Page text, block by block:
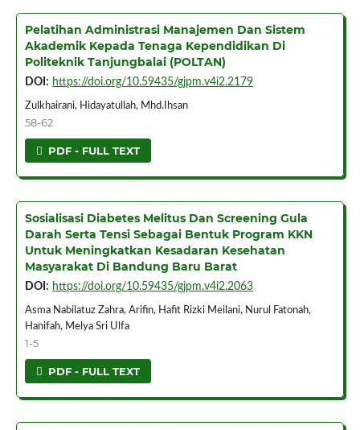
Pelatihan Administrasi Manajemen Dan Sistem
Akademik Kepada Tenaga Kependidikan Di
Politeknik Tanjungbalai (POLTAN)
DOI: https://doi.org/10.59435/gjpm.v4i2.2179
Zulkhairani, Hidayatullah, Mhd.Ihsan
58-62
PDF - FULL TEXT
Sosialisasi Diabetes Melitus Dan Screening Gula
Darah Serta Tensi Sebagai Bentuk Program KKN
Untuk Meningkatkan Kesadaran Kesehatan
Masyarakat Di Bandung Baru Barat
DOI: https://doi.org/10.59435/gjpm.v4i2.2063
Asma Nabilatuz Zahra, Arifin, Hafit Rizki Meilani, Nurul Fatonah,
Hanifah, Melya Sri Ulfa
1-5
PDF - FULL TEXT